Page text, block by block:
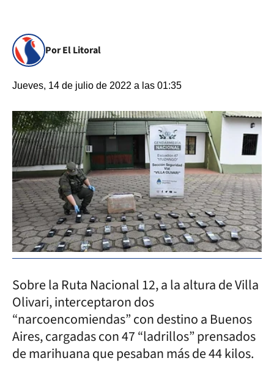
Por El Litoral
Jueves, 14 de julio de 2022 a las 01:35
Sobre la Ruta Nacional 12, a la altura de Villa
Olivari, interceptaron dos
“narcoencomiendas” con destino a Buenos
Aires, cargadas con 47 “ladrillos” prensados
de marihuana que pesaban más de 44 kilos.